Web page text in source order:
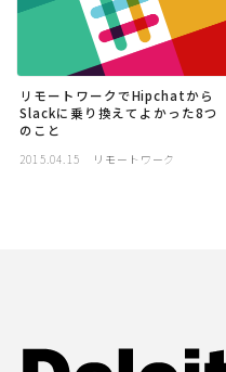
リモートワークでHipchatから
Slackに乗り換えてよかった8つ
のこと
2015.04.15 リモートワーク